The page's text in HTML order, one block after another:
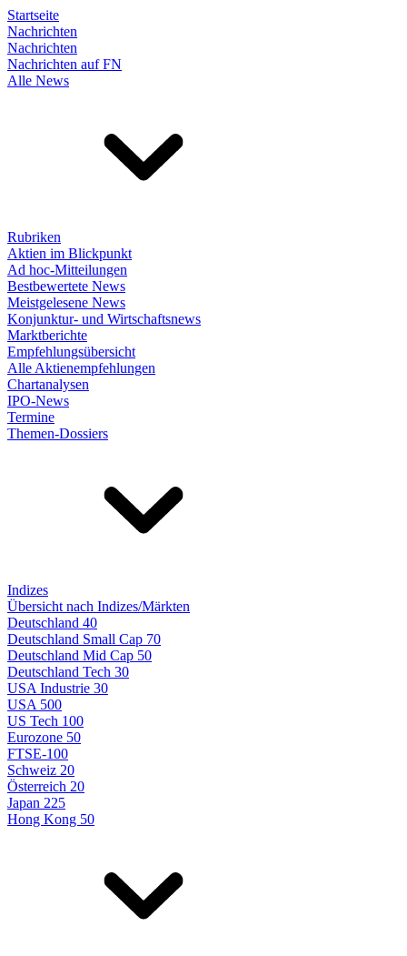
Startseite
Nachrichten
Nachrichten
Nachrichten auf FN
Alle News
Rubriken
Aktien im Blickpunkt
Ad hoc-Mitteilungen
Bestbewertete News
Meistgelesene News
Konjunktur- und Wirtschaftsnews
Marktberichte
Empfehlungsübersicht
Alle Aktienempfehlungen
Chartanalysen
IPO-News
Termine
Themen-Dossiers
Indizes
Übersicht nach Indizes/Märkten
Deutschland 40
Deutschland Small Cap 70
Deutschland Mid Cap 50
Deutschland Tech 30
USA Industrie 30
USA 500
US Tech 100
Eurozone 50
FTSE-100
Schweiz 20
Österreich 20
Japan 225
Hong Kong 50